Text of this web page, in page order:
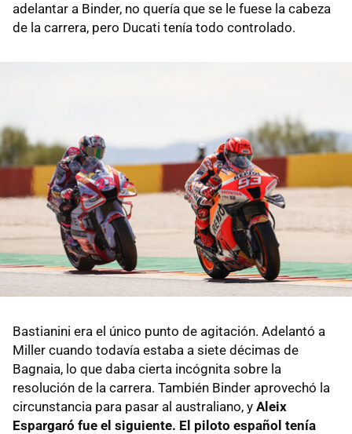
adelantar a Binder, no quería que se le fuese la cabeza
de la carrera, pero Ducati tenía todo controlado.
Bastianini era el único punto de agitación. Adelantó a
Miller cuando todavía estaba a siete décimas de
Bagnaia, lo que daba cierta incógnita sobre la
resolución de la carrera. También Binder aprovechó la
circunstancia para pasar al australiano, y Aleix
Espargaró fue el siguiente. El piloto español tenía